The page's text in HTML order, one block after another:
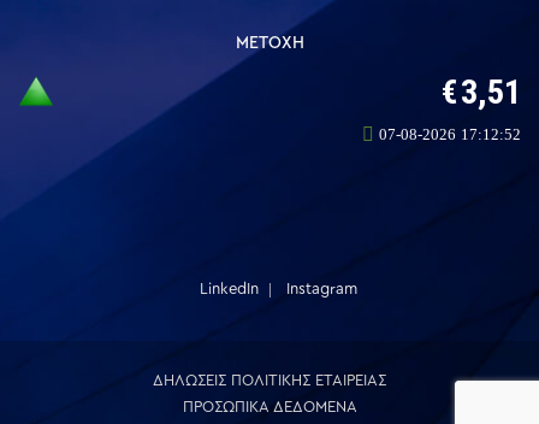
ΜΕΤΟΧΗ
LinkedIn Instagram
ΔΗΛΩΣΕΙΣ ΠΟΛΙΤΙΚΗΣ ΕΤΑΙΡΕΙΑΣ
ΠΡΟΣΩΠΙΚΑ ΔΕΔΟΜΕΝΑ